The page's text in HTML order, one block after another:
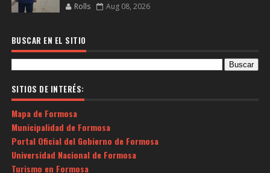
Rolls Aug 08, 2026
BUSCAR EN EL SITIO
SITIOS DE INTERÉS:
Mapa de Formosa
Municipalidad de Formosa
Portal Oficial del Gobierno de Formosa
Universidad Nacional de Formosa
Turismo en Formosa